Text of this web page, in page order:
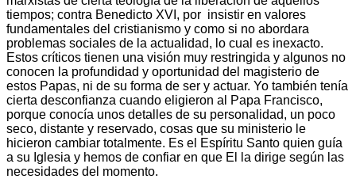
tiempos; contra Benedicto XVI, por insistir en valores
fundamentales del cristianismo y como si no abordara
problemas sociales de la actualidad, lo cual es inexacto.
Estos críticos tienen una visión muy restringida y algunos no
conocen la profundidad y oportunidad del magisterio de
estos Papas, ni de su forma de ser y actuar. Yo también tenía
cierta desconfianza cuando eligieron al Papa Francisco,
porque conocía unos detalles de su personalidad, un poco
seco, distante y reservado, cosas que su ministerio le
hicieron cambiar totalmente. Es el Espíritu Santo quien guía
a su Iglesia y hemos de confiar en que El la dirige según las
necesidades del momento.